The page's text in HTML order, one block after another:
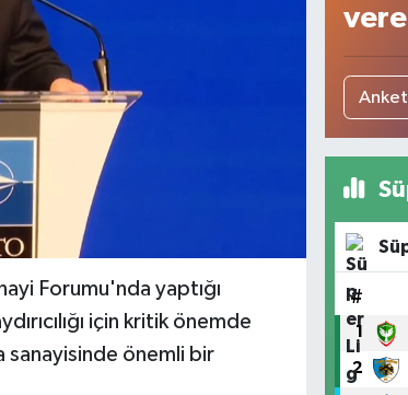
Forumu'nda yaptığı
için kritik önemde
sanayisinde önemli bir
#
1
2